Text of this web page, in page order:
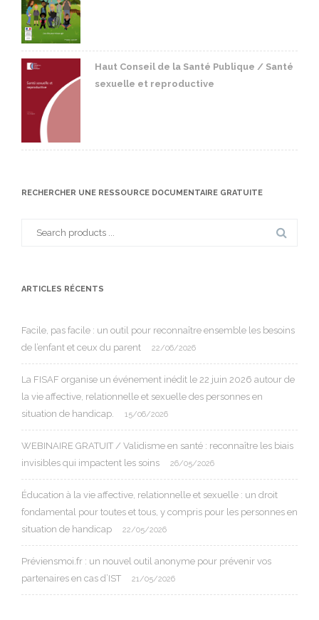
Haut Conseil de la Santé Publique / Santé
sexuelle et reproductive
RECHERCHER UNE RESSOURCE DOCUMENTAIRE GRATUITE
ARTICLES RÉCENTS
Facile, pas facile : un outil pour reconnaître ensemble les besoins
de l’enfant et ceux du parent
22/06/2026
La FISAF organise un événement inédit le 22 juin 2026 autour de
la vie affective, relationnelle et sexuelle des personnes en
situation de handicap.
15/06/2026
WEBINAIRE GRATUIT / Validisme en santé : reconnaître les biais
invisibles qui impactent les soins
26/05/2026
Éducation à la vie affective, relationnelle et sexuelle : un droit
fondamental pour toutes et tous, y compris pour les personnes en
situation de handicap
22/05/2026
Préviensmoi.fr : un nouvel outil anonyme pour prévenir vos
partenaires en cas d’IST
21/05/2026